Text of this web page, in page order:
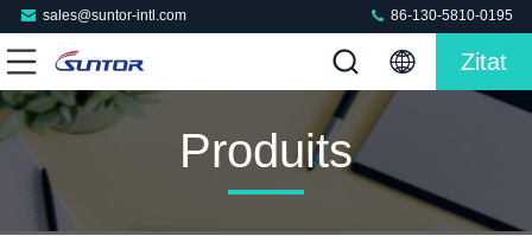
sales@suntor-intl.com 86-130-5810-0195
Zitat
Produits